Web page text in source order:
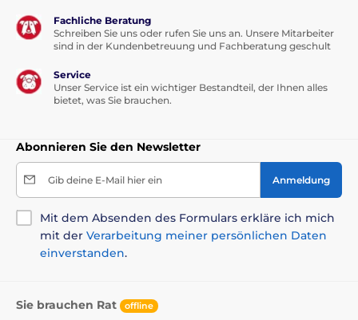
Fachliche Beratung
Schreiben Sie uns oder rufen Sie uns an. Unsere Mitarbeiter
sind in der Kundenbetreuung und Fachberatung geschult
Service
Unser Service ist ein wichtiger Bestandteil, der Ihnen alles
bietet, was Sie brauchen.
Abonnieren Sie den Newsletter
Gib deine E-Mail hier ein Anmeldung
Mit dem Absenden des Formulars erkläre ich mich
mit der Verarbeitung meiner persönlichen Daten
einverstanden.
Sie brauchen Rat offline